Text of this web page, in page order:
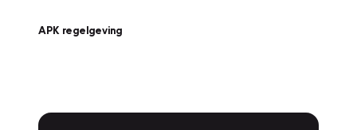
APK regelgeving